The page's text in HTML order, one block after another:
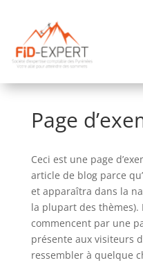
Page
Ceci est une page
article de blog parce
et apparaîtra dans la
la plupart des thèmes).
commencent par une
présente aux visiteurs
ressembler à quelque